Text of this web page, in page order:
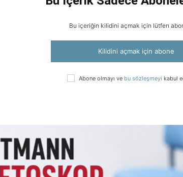
Bu içeriğin kilidini açmak için lütfen
Kilidini açmak için abone
Abone olmayı ve bu sözleşmeyi kabul